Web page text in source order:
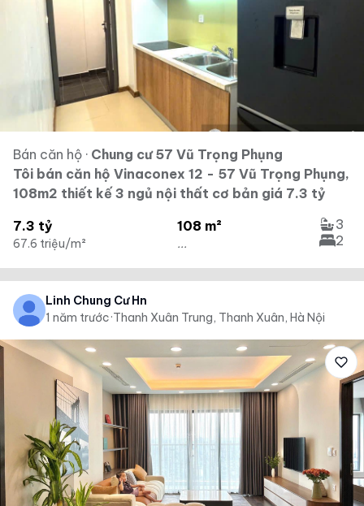
Bán căn hộ · Chung cư 57 Vũ Trọng Phụng
Tôi bán căn hộ Vinaconex 12 - 57 Vũ Trọng Phụng,
108m2 thiết kế 3 ngủ nội thất cơ bản giá 7.3 tỷ
7.3 tỷ
67.6 triệu/m²
108 m²
...
3
2
Linh Chung Cư Hn
1 năm trước·Thanh Xuân Trung, Thanh Xuân, Hà Nội